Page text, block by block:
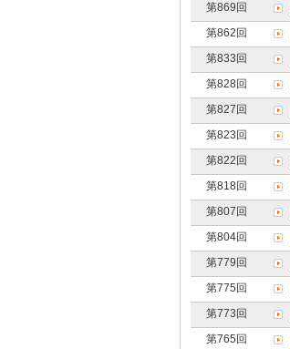
第869回
第862回
第833回
第828回
第827回
第823回
第822回
第818回
第807回
第804回
第779回
第775回
第773回
第765回